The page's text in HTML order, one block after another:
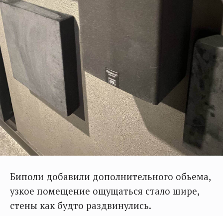
Биполи добавили дополнительного обьема,
узкое помещение ощущаться стало шире,
стены как будто раздвинулись.